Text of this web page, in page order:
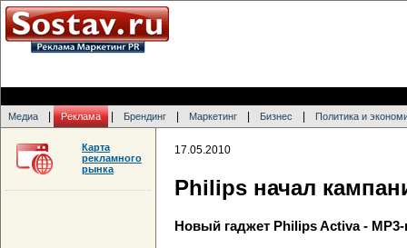
Медиа Реклама Брендинг Маркетинг Бизнес Политика и
17.05.2010
Philips начал
Новый гаджет Philips Activa -
Карта
рекламного
рынка